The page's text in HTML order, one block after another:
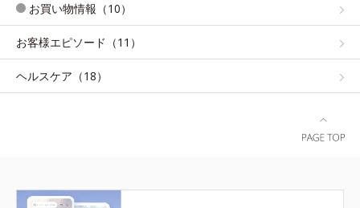
お買い物情報（10）
お客様エピソード（11）
ヘルスケア（18）